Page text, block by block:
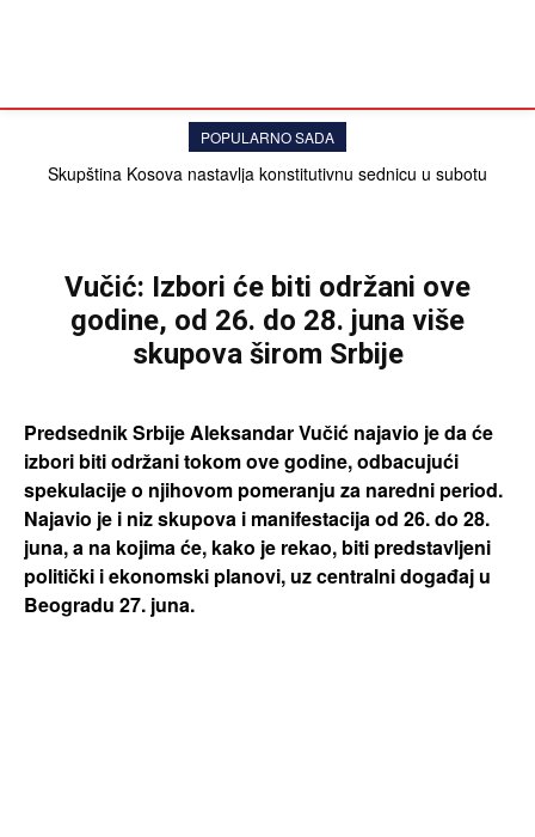
POPULARNO SADA
Skupština Kosova nastavlja konstitutivnu sednicu u subotu
Vučić: Izbori će biti održani ove
godine, od 26. do 28. juna više
skupova širom Srbije
Predsednik Srbije Aleksandar Vučić najavio je da će
izbori biti održani tokom ove godine, odbacujući
spekulacije o njihovom pomeranju za naredni period.
Najavio je i niz skupova i manifestacija od 26. do 28.
juna, a na kojima će, kako je rekao, biti predstavljeni
politički i ekonomski planovi, uz centralni događaj u
Beogradu 27. juna.